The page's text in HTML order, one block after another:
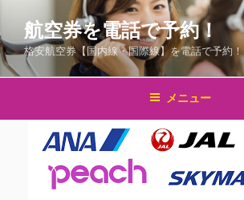
テ
ン
ス
航空券を電話で予約！
格安航空券【国内線・国際線】を電話で予約！
メニュー